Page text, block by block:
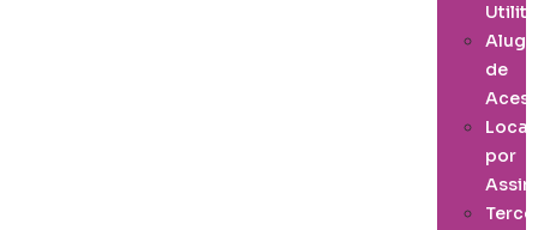
de
por